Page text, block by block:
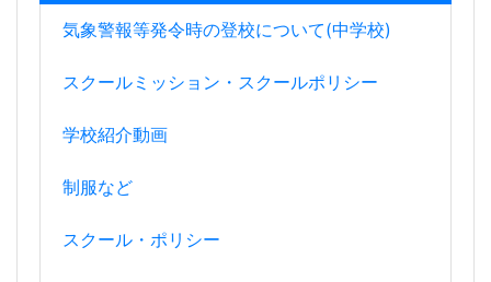
気象警報等発令時の登校について(中学校)
スクールミッション・スクールポリシー
学校紹介動画
制服など
スクール・ポリシー